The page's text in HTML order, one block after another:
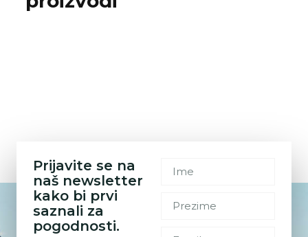
Prijavite se na
naš newsletter
kako bi prvi
saznali za
pogodnosti.